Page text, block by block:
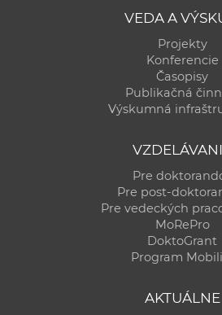
VEDA A
Projekty
Konferencie
Časopisy
Publikačná
Výskumná
Pre
Pre post-
Pre vedeckých
MoRePro
DoktoGrant
Program
AKTUÁLNE